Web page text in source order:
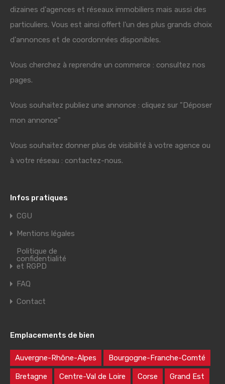
dizaines d'agences et réseaux immobiliers mais aussi des
particuliers. Vous est ainsi offert l'un des plus grands choix
d'annonces et de coordonnées disponibles.
Vous cherchez à reprendre un commerce : consultez nos
pages.
Vous souhaitez publiez une annonce : cliquez sur "Déposer
mon annonce"
Vous souhaitez donner plus de visibilité à votre agence ou
à votre réseau : contactez-nous.
Infos pratiques
CGU
Mentions légales
Politique de
confidentialité
et RGPD
FAQ
Contact
Emplacements de bien
Auvergne-Rhône-Alpes Bourgogne-Franche-Comté
Bretagne Centre-Val de Loire Corse Grand Est